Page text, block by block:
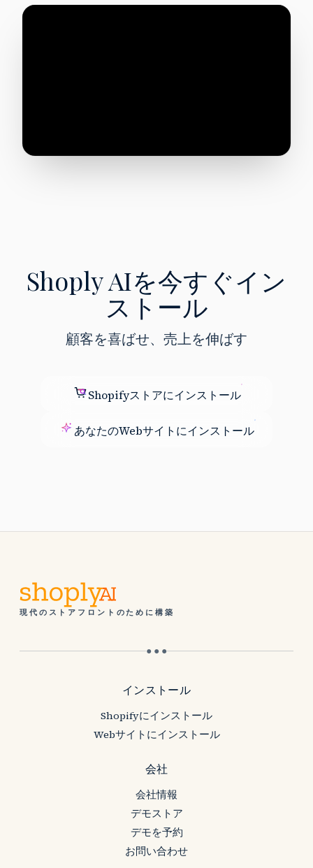
Shoply AIを今すぐイン
ストール
顧客を喜ばせ、売上を伸ばす
Shopifyストアにインストール
あなたのWebサイトにインストール
現代のストアフロントのために構築
● ● ●
インストール
Shopifyにインストール
Webサイトにインストール
会社
会社情報
デモストア
デモを予約
お問い合わせ